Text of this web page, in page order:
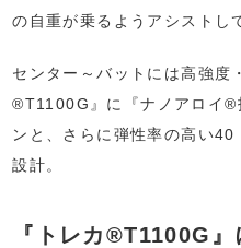
の自重が乗るようアシストし
センター～バットには高強度
®T1100G』に『ナノアロイ®
ンと、さらに弾性率の高い
設計。
『トレカ®T1100G